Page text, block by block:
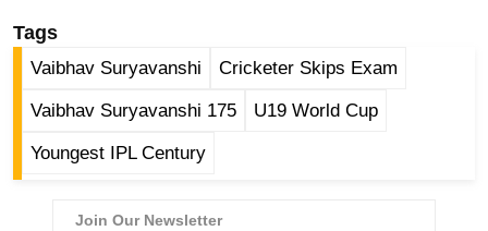
नो
रं
न
Tags
Vaibhav Suryavanshi Cricketer Skips Exam
Vaibhav Suryavanshi 175 U19 World Cup
Youngest IPL Century